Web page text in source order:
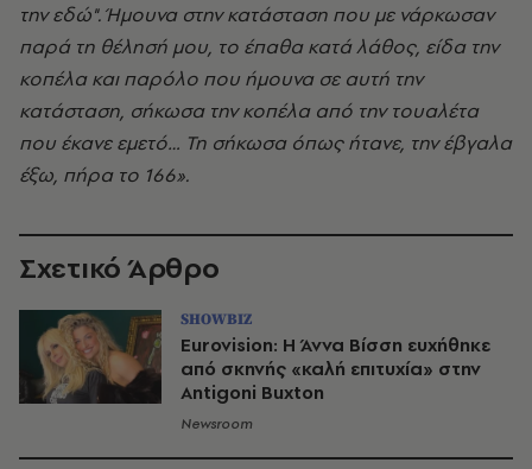
την εδώ". Ήμουνα στην κατάσταση που με νάρκωσαν
παρά τη θέλησή μου, το έπαθα κατά λάθος, είδα την
κοπέλα και παρόλο που ήμουνα σε αυτή την
κατάσταση, σήκωσα την κοπέλα από την τουαλέτα
που έκανε εμετό… Τη σήκωσα όπως ήτανε, την έβγαλα
έξω, πήρα το 166».
Σχετικό Άρθρο
SHOWBIZ
Eurovision: Η Άννα Βίσση ευχήθηκε
από σκηνής «καλή επιτυχία» στην
Antigoni Buxton
Newsroom